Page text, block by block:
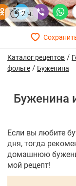
2 ч.
Каталог рецептов /
фольге / Буженина
Буженина
Если вы любите
дня, тогда
домашнюю
мой рецепт!